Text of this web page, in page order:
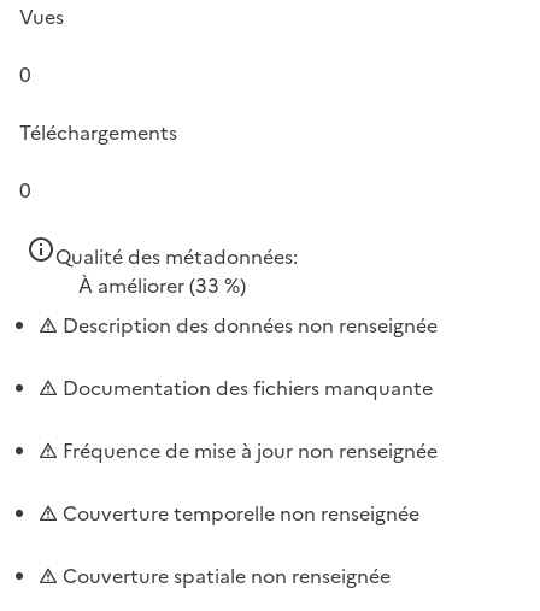
Vues
0
Téléchargements
0
Qualité des métadonnées:
À améliorer(33 %)
Description des données non renseignée
Documentation des fichiers manquante
Fréquence de mise à jour non renseignée
Couverture temporelle non renseignée
Couverture spatiale non renseignée